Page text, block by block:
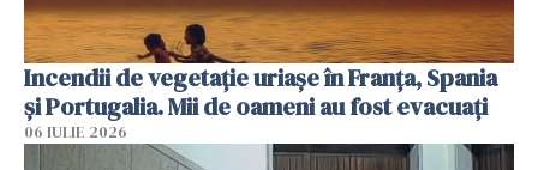
Incendii de vegetație uriașe în Franța, Spania
și Portugalia. Mii de oameni au fost evacuați
06 IULIE 2026